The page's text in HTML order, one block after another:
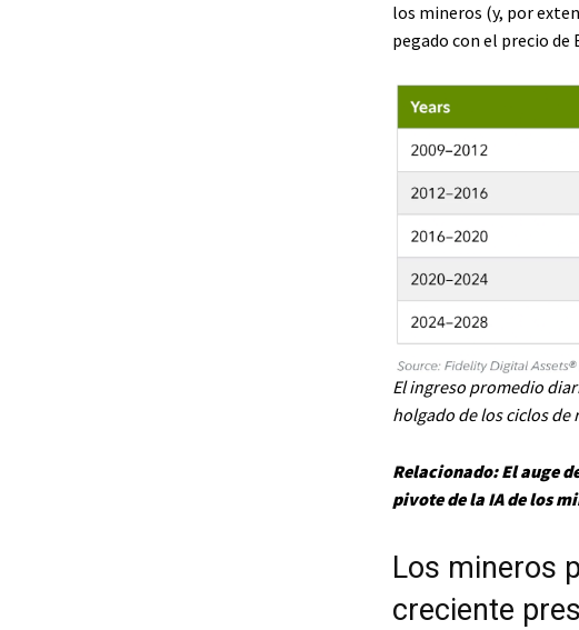
los mineros (y, por
pegado con el precio de
El ingreso promedio
holgado de los ciclos
Relacionado:El auge
pivote de la IA de los
Los mineros
creciente